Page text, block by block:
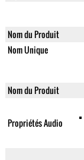
Nom du Produit
Nom Unique
Nom du Produit
Propriétés Audio